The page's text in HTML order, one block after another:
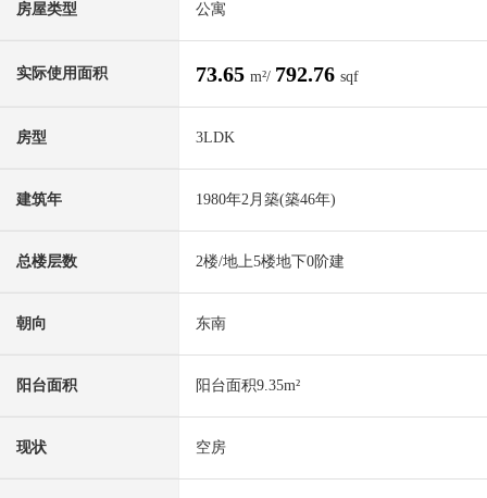
房屋类型 公寓
实际使用面积 73.65 m²/ 792.76 sqf
房型 3LDK
建筑年 1980年2月築(築46年)
总楼层数 2楼/地上5楼地下0阶建
朝向 东南
阳台面积 阳台面积9.35m²
现状 空房